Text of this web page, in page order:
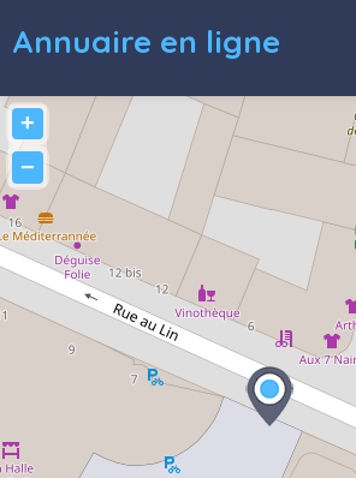
Annuaire en ligne
+
−